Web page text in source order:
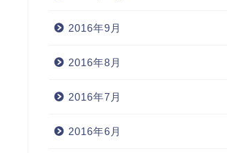
2016年9月
2016年8月
2016年7月
2016年6月